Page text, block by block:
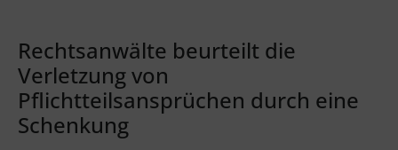
Rechtsanwälte beurteilt die
Verletzung von
Pflichtteilsansprüchen durch eine
Schenkung